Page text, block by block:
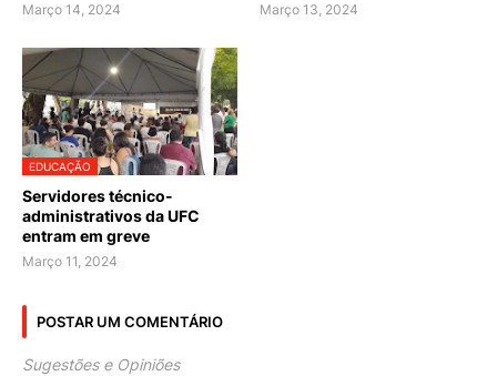
Março 14, 2024 Março 13, 2024
EDUCAÇÃO
Servidores técnico-
administrativos da UFC
entram em greve
Março 11, 2024
POSTAR UM COMENTÁRIO
Sugestões e Opiniões